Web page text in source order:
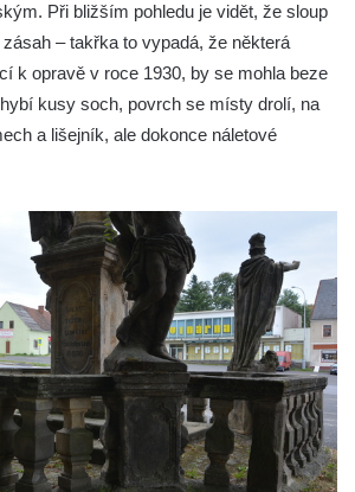
Při bližším pohledu je vidět, že sloup
– takřka to vypadá, že některá
k opravě v roce 1930, by se mohla beze
kusy soch, povrch se místy drolí, na
a lišejník, ale dokonce náletové